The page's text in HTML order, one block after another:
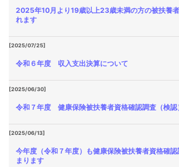
2025年10月より19歳以上23歳未満の方の被扶養
れます
[2025/07/25]
令和６年度 収入支出決算について
[2025/06/30]
令和７年度 健康保険被扶養者資格確認調査（検認
[2025/06/13]
今年度（令和７年度）も健康保険被扶養者資格確
まります